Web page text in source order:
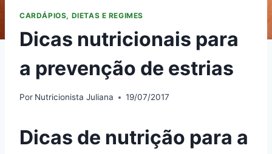
CARDÁPIOS, DIETAS E REGIMES
Dicas nutricionais para
a prevenção de estrias
Por Nutricionista Juliana 19/07/2017
Dicas de nutrição para a